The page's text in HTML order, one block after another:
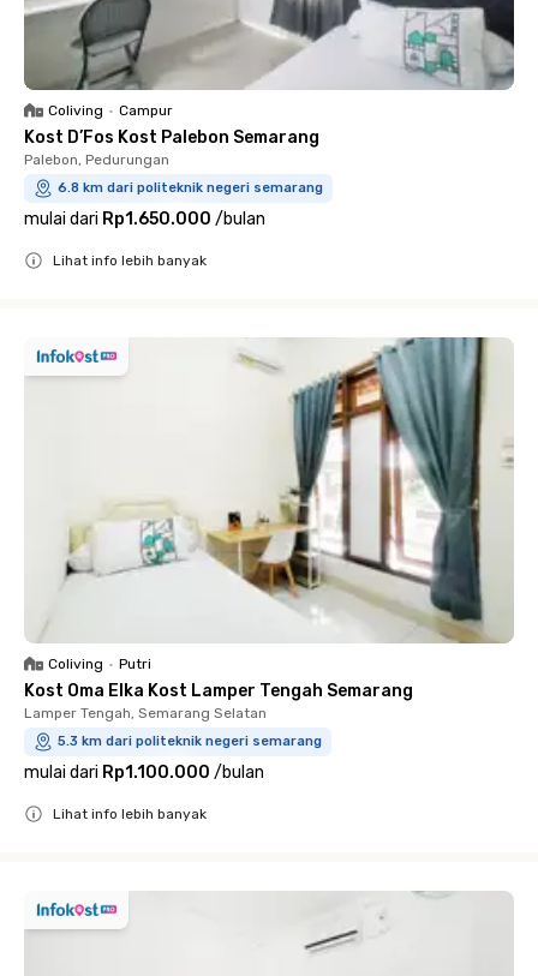
Coliving • Campur
Kost D’Fos Kost Palebon Semarang
Palebon, Pedurungan
6.8 km dari politeknik negeri semarang
mulai dari Rp1.650.000 /bulan
Lihat info lebih banyak
Coliving • Putri
Kost Oma Elka Kost Lamper Tengah Semarang
Lamper Tengah, Semarang Selatan
5.3 km dari politeknik negeri semarang
mulai dari Rp1.100.000 /bulan
Lihat info lebih banyak